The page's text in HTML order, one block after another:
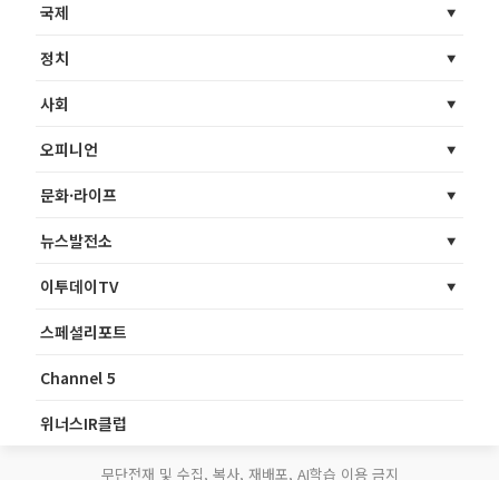
국제
정치
사회
오피니언
문화·라이프
뉴스발전소
이투데이TV
스페셜리포트
Channel 5
위너스IR클럽
무단전재 및 수집, 복사, 재배포, AI학습 이용 금지